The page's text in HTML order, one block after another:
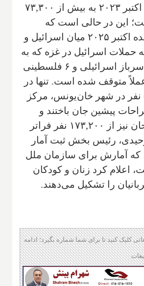
آغاز جنگ در ۷ اکتبر ۲۰۲۳ به بیش از ۷۳,۳۰۰
این در حالی است که
آتش‌بس شکننده اکتبر ۲۰۲۵ میان اسرائیل و
حملات اسرائیل در غزه که به
کشته شدن ۵ سرباز اسرائیلی و ۶ فلسطینی
عملاً متوقف شده است. تنها در
روز یکشنبه، ۵ نفر در شهر خان‌یونس، مرکز
پیشین جان باختند و
مجموع مجروحان نیز از ۱۷۳,۲۰۰ نفر فراتر
رئیس بخش ثبت آمار
که آمارش برای سازمان ملل
اعلام کرد زنان و کودکان
را تشکیل می‌دهند.
کلیک کنید تا برای شما شماره بگیرد؛ ادامه